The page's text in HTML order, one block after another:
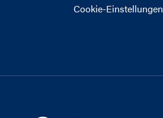
Cookie-Einstellungen